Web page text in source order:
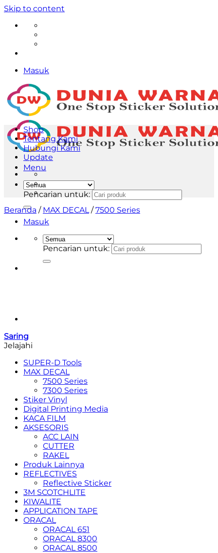
Skip to content
Masuk
Menu
Pencarian untuk:
Masuk
Pencarian untuk:
Shop
Tentang Kami
Hubungi Kami
Update
Beranda / MAX DECAL / 7500 Series
Saring
Jelajahi
SUPER-D Tools
MAX DECAL
7500 Series
7300 Series
Stiker Vinyl
Digital Printing Media
KACA FILM
AKSESORIS
ACC LAIN
CUTTER
RAKEL
Produk Lainnya
REFLECTIVES
Reflective Sticker
3M SCOTCHLITE
KIWALITE
APPLICATION TAPE
ORACAL
ORACAL 651
ORACAL 8300
ORACAL 8500